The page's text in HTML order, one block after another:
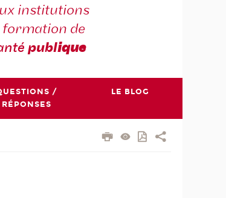
institutions
formation de
publique
/
RÉPONSES
LE BLOG